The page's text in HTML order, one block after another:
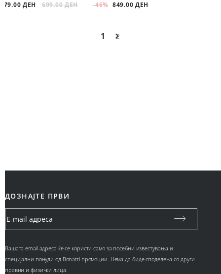
379.00 ДЕН 699.00 ДЕН -46% 849.00 ДЕН
1 2
ДОЗНАЈТЕ ПРВИ
Вашата email адреса ќе се користи само за посебни известувања и
специјални понуди од Bonatti промоции. Нема да биде споделена со други
правни и физички лица.